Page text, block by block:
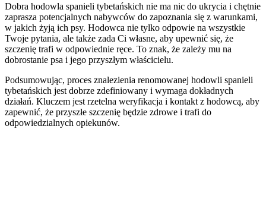
Dobra hodowla spanieli tybetańskich nie ma nic do ukrycia i chętnie
zaprasza potencjalnych nabywców do zapoznania się z warunkami,
w jakich żyją ich psy. Hodowca nie tylko odpowie na wszystkie
Twoje pytania, ale także zada Ci własne, aby upewnić się, że
szczenię trafi w odpowiednie ręce. To znak, że zależy mu na
dobrostanie psa i jego przyszłym właścicielu.
Podsumowując, proces znalezienia renomowanej hodowli spanieli
tybetańskich jest dobrze zdefiniowany i wymaga dokładnych
działań. Kluczem jest rzetelna weryfikacja i kontakt z hodowcą, aby
zapewnić, że przyszłe szczenię będzie zdrowe i trafi do
odpowiedzialnych opiekunów.